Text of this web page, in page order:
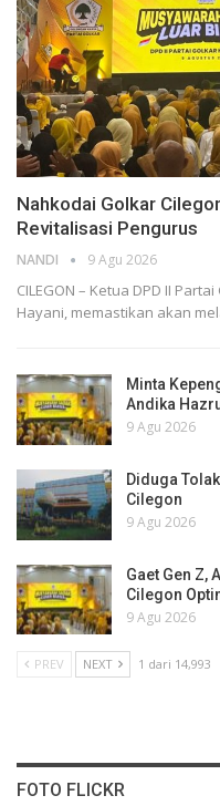
Nahkodai Golkar
Revitalisasi Pengurus
NANDI 9 Agu 2026
CILEGON – Ketua DPD II
Hayani, memastikan akan
Minta
Andika
9 Agu 2026
Diduga
Cilegon
9 Agu 2026
Gaet Gen Z,
Cilegon
9 Agu 2026
PREV NEXT 1 dari 14,993
FOTO FLICKR